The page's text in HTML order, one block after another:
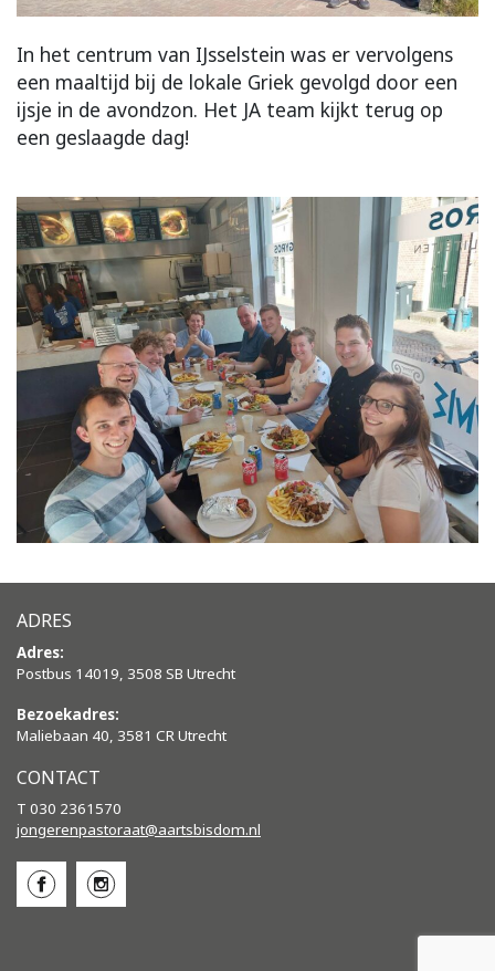
In het centrum van IJsselstein was er vervolgens
een maaltijd bij de lokale Griek gevolgd door een
ijsje in de avondzon. Het JA team kijkt terug op
een geslaagde dag!
ADRES
Adres:
Postbus 14019, 3508 SB Utrecht
Bezoekadres:
Maliebaan 40, 3581 CR Utrecht
CONTACT
T 030 2361570
jongerenpastoraat@aartsbisdom.nl